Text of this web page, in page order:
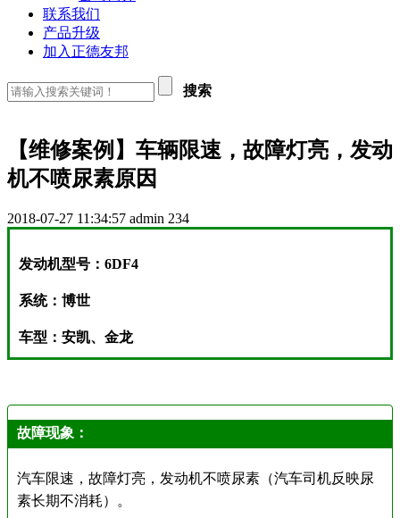
联系我们
产品升级
加入正德友邦
搜索
【维修案例】车辆限速，故障灯亮，发动
机不喷尿素原因
2018-07-27 11:34:57 admin 234
发动机型号：6DF4
系统：博世
车型：安凯、金龙
故障现象：
汽车限速，故障灯亮，发动机不喷尿素（汽车司机反映尿
素长期不消耗）。